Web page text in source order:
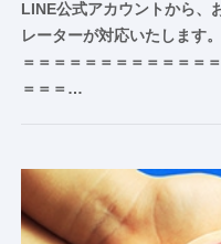
LINE公式アカウントから、
レーターが対応いたします
＝＝＝＝＝＝＝＝＝＝＝＝
＝＝＝…